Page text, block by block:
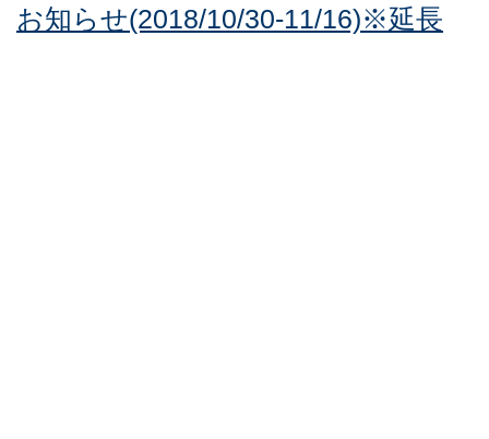
お知らせ(2018/10/30-11/16)※延長